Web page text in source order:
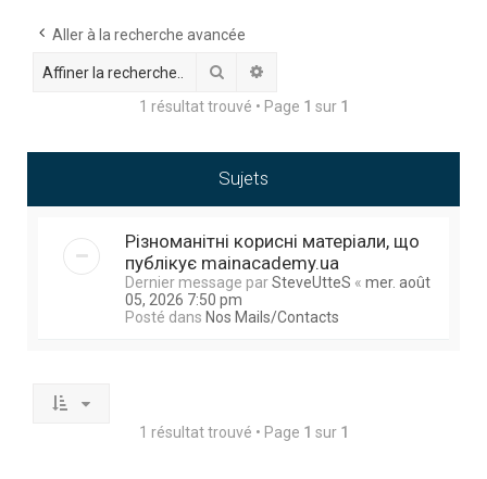
e
Aller à la recherche avancée
Rechercher
1 résultat trouvé • Page 1 sur 1
Sujets
Різноманітні корисні матеріали, що
публікує mainacademy.ua
Dernier message parSteveUtteS « mer. août
05, 2026 7:50 pm
Posté dans Nos Mails/Contacts
1 résultat trouvé • Page 1 sur 1